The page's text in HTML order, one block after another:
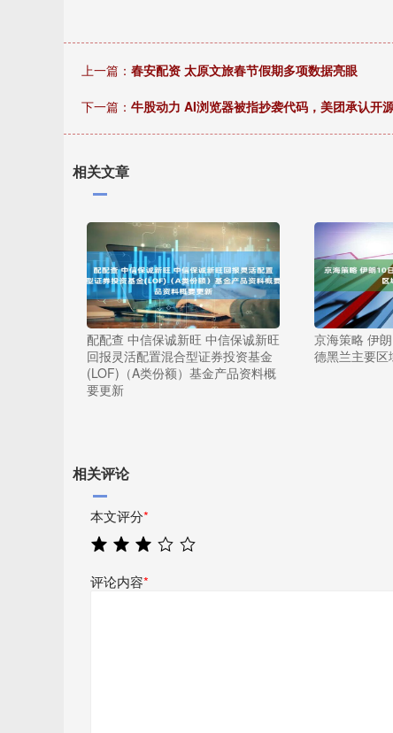
上一篇： 春安配资 太原文旅春节假期多项数据亮眼
下一篇： 牛股动力 AI浏览器被指抄袭代码，美团承认开
相关文章
配配查 中信保诚新旺 中信保诚新旺
回报灵活配置混合型证券投资基金
(LOF)（A类份额）基金产品资料概
要更新
京海策略 伊
德黑兰主要
相关评论
本文评分*
评论内容*